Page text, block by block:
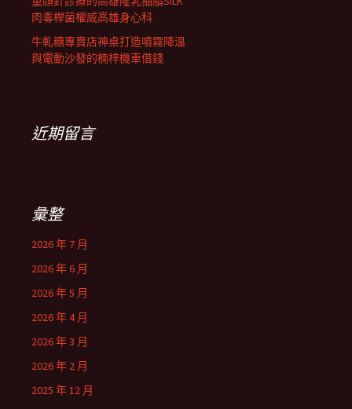
肉毒桿菌權威高雄身心科
牛軋糖專賣店神桌打造噴霧降溫
與電動沙發的楠梓機車借錢
近期留言
彙整
2026 年 7 月
2026 年 6 月
2026 年 5 月
2026 年 4 月
2026 年 3 月
2026 年 2 月
2025 年 12 月